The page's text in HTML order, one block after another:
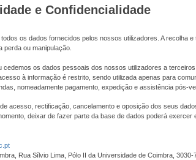
e Confidencialidade
os dados fornecidos pelos nossos utilizadores. A recolha
perda ou manipulação.
cedemos os dados pessoais dos nossos utilizadores a
à informação é restrito, sendo utilizada apenas para
nomeadamente pagamento, expedição e assistência pós-
acesso, rectificação, cancelamento e oposição dos seus
deixar de fazer parte da base de dados poderá exercer
Rua Sílvio Lima, Pólo II da Universidade de Coimbra, 3030-